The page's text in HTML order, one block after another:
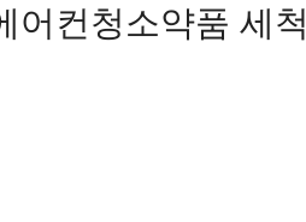
어컨청소약품 세척